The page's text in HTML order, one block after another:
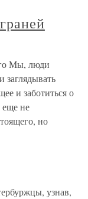
Мы, люди
заглядывать
и заботиться о
еще не
но
узнав,